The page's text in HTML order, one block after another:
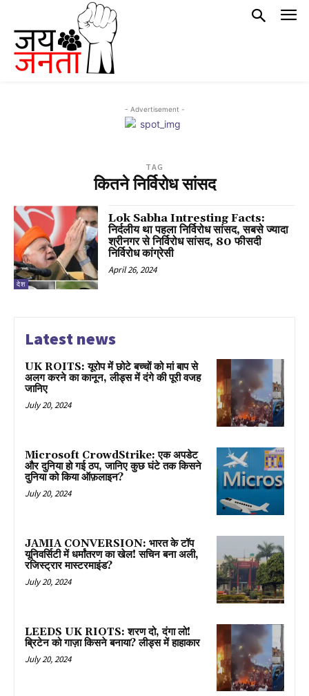
- Advertisement -
TAG
कितने निर्विरोध सांसद
देश
Lok Sabha Intresting Facts:
निर्दलीय था पहला निर्विरोध सांसद, सबसे ज्यादा
श्रीनगर से निर्विरोध सांसद, 80 फीसदी
निर्विरोध कांग्रेसी
April 26, 2024
Latest news
UK ROITS: यूरोप में छोटे बच्चों को मां बाप से
अलग करने का कानून, लीड्स में दंगे की पूरी वजह
जानिए
July 20, 2024
Microsoft CrowdStrike: एक अपडेट
और दुनिया हो गई ठप, जानिए कुछ घंटे तक किसने
दुनिया को किया ऑफ़लाइन?
July 20, 2024
JAMIA CONVERSION: भारत के टॉप
यूनिवर्सिटी में धर्मांतरण का खेल! सचिन बना अली,
रजिस्ट्रार मास्टरमाइंड?
July 20, 2024
LEEDS UK RIOTS: शरण दो, दंगा लो!
ब्रिटेन को गाज़ा किसने बनाया? लीड्स में हाहाकार
July 20, 2024